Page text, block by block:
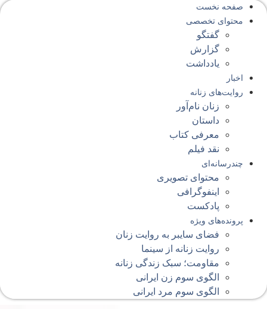
صفحه‌ نخست
محتوای‌ تخصصی
گفتگو
گزارش
یادداشت
اخبار
روایت‌های زنانه
زنان نام‌آور
داستان
معرفی کتاب
نقد فیلم
چندرسانه‌ای
محتوای تصویری
اینفوگرافی
پادکست
پرونده‌های ویژه
فضای سایبر به روایت زنان
روایت زنانه از سینما
مقاومت؛ سبک زندگی زنانه
الگوی سوم زن ایرانی
الگوی سوم مرد ایرانی